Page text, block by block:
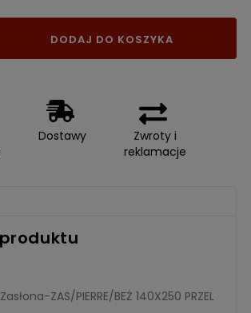
DODAJ DO KOSZYKA
Dostawy
Zwroty i
reklamacje
ZAS/PIERRE/BEŻ 140X250 PRZEL